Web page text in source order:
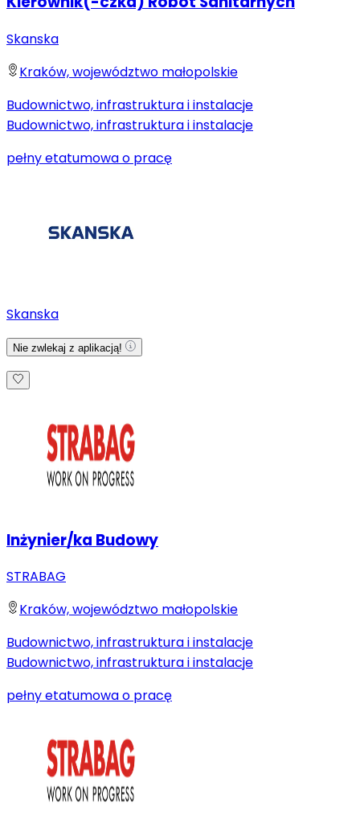
Skanska
Kraków, województwo małopolskie
Budownictwo, infrastruktura i instalacje
Budownictwo, infrastruktura i instalacje
pełny etatumowa o pracę
Skanska
Nie zwlekaj z aplikacją!
Inżynier/ka Budowy
STRABAG
Kraków, województwo małopolskie
Budownictwo, infrastruktura i instalacje
Budownictwo, infrastruktura i instalacje
pełny etatumowa o pracę